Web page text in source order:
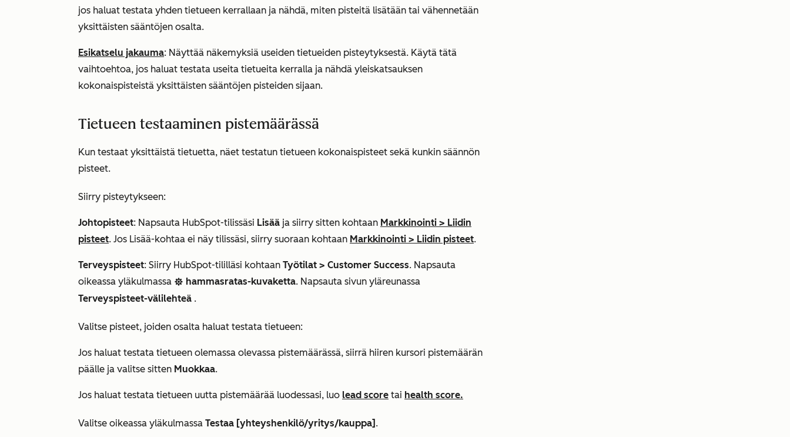
jos haluat testata yhden tietueen kerrallaan ja nähdä, miten pisteitä lisätään tai vähennetään
yksittäisten sääntöjen osalta.
Esikatselu jakauma: Näyttää näkemyksiä useiden tietueiden pisteytyksestä. Käytä tätä
vaihtoehtoa, jos haluat testata useita tietueita kerralla ja nähdä yleiskatsauksen
kokonaispisteistä yksittäisten sääntöjen pisteiden sijaan.
Tietueen testaaminen pistemäärässä
Kun testaat yksittäistä tietuetta, näet testatun tietueen kokonaispisteet sekä kunkin säännön
pisteet.
Siirry pisteytykseen:
Johtopisteet: Napsauta HubSpot-tilissäsi Lisää ja siirry sitten kohtaan Markkinointi > Liidin
pisteet. Jos Lisää-kohtaa ei näy tilissäsi, siirry suoraan kohtaan Markkinointi > Liidin pisteet.
Terveyspisteet: Siirry HubSpot-tililläsi kohtaan Työtilat > Customer Success. Napsauta
oikeassa yläkulmassa settings hammasratas-kuvaketta. Napsauta sivun yläreunassa
Terveyspisteet-välilehteä .
Valitse pisteet, joiden osalta haluat testata tietueen:
Jos haluat testata tietueen olemassa olevassa pistemäärässä, siirrä hiiren kursori pistemäärän
päälle ja valitse sitten Muokkaa.
Jos haluat testata tietueen uutta pistemäärää luodessasi, luo lead score tai health score.
Valitse oikeassa yläkulmassa Testaa [yhteyshenkilö/yritys/kauppa] .